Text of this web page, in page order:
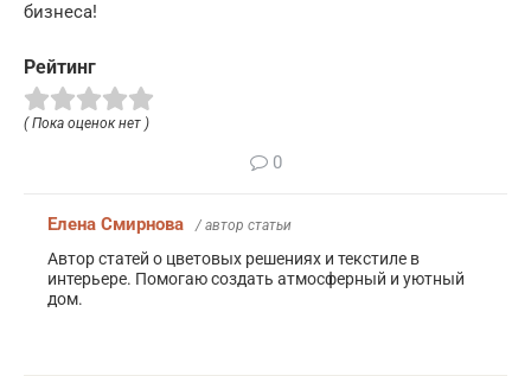
бизнеса!
Рейтинг
( Пока оценок нет )
0
Елена Смирнова / автор статьи
Автор статей о цветовых решениях и текстиле в
интерьере. Помогаю создать атмосферный и уютный
дом.